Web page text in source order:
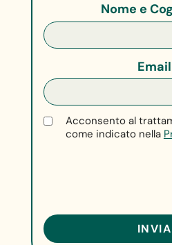
Nome e
Email
Acconsento al
come indicato nella